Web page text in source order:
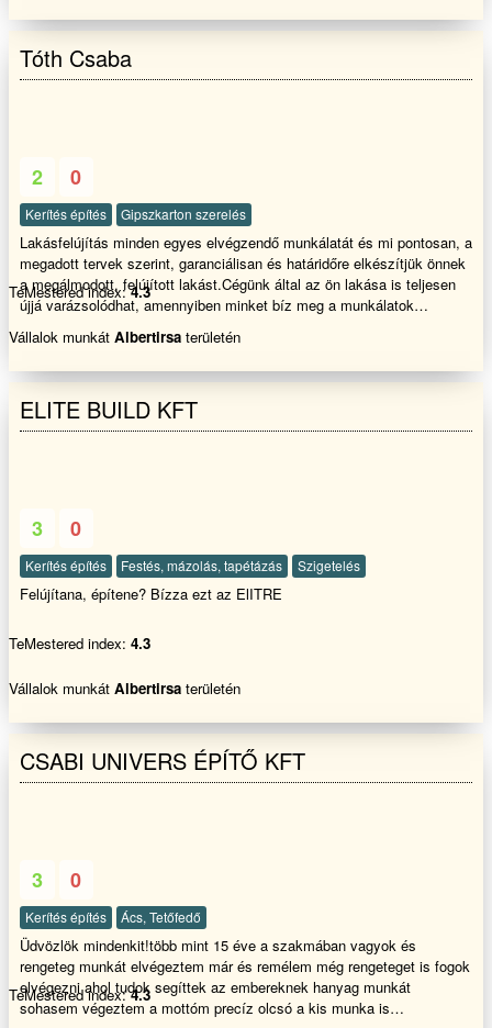
Tóth Csaba
2 0
Kerítés építés Gipszkarton szerelés
Lakásfelújítás minden egyes elvégzendő munkálatát és mi pontosan, a
megadott tervek szerint, garanciálisan és határidőre elkészítjük önnek
a megálmodott, felújított lakást.Cégünk által az ön lakása is teljesen
újjá varázsolódhat, amennyiben minket bíz meg a munkálatok
TeMestered index:4.3
Vállalok munkát Albertirsa területén
ELITE BUILD KFT
3 0
Kerítés építés Festés, mázolás, tapétázás Szigetelés
Felújítana, építene? Bízza ezt az ElITRE
TeMestered index: 4.3
Vállalok munkát Albertirsa területén
CSABI UNIVERS ÉPÍTŐ KFT
3 0
Kerítés építés Ács, Tetőfedő
Üdvözlök mindenkit!több mint 15 éve a szakmában vagyok és
rengeteg munkát elvégeztem már és remélem még rengeteget is fogok
elvégezni ahol tudok segíttek az embereknek hanyag munkát
sohasem végeztem a mottóm precíz olcsó a kis munka is
TeMestered index:4.3